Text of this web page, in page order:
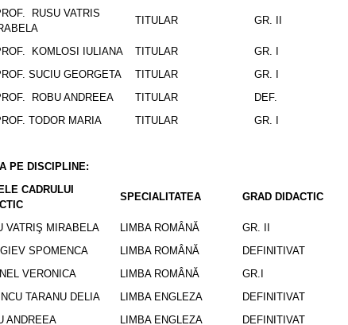
RUSU VATRIS
TITULAR GR. II
KOMLOSI IULIANA TITULAR
GR. I
SUCIU GEORGETA TITULAR
GR. I
ROBU ANDREEA TITULAR
DEF.
TODOR MARIA TITULAR GR. I
PE DISCIPLINE:
CADRULUI
SPECIALITATEA GRAD DIDACTIC
VATRIŞ MIRABELA LIMBA ROMÂNĂ GR. II
SPOMENCA
LIMBA ROMÂNĂ DEFINITIVAT
VERONICA
LIMBA ROMÂNĂ GR.I
TARANU DELIA
LIMBA ENGLEZA DEFINITIVAT
ANDREEA
LIMBA ENGLEZA DEFINITIVAT